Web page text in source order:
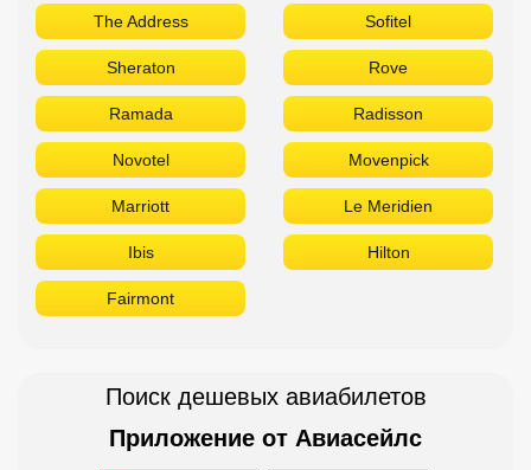
The Address Sofitel
Sheraton Rove
Ramada Radisson
Novotel Movenpick
Marriott Le Meridien
Ibis Hilton
Fairmont
Поиск дешевых авиабилетов
Приложение от Авиасейлс